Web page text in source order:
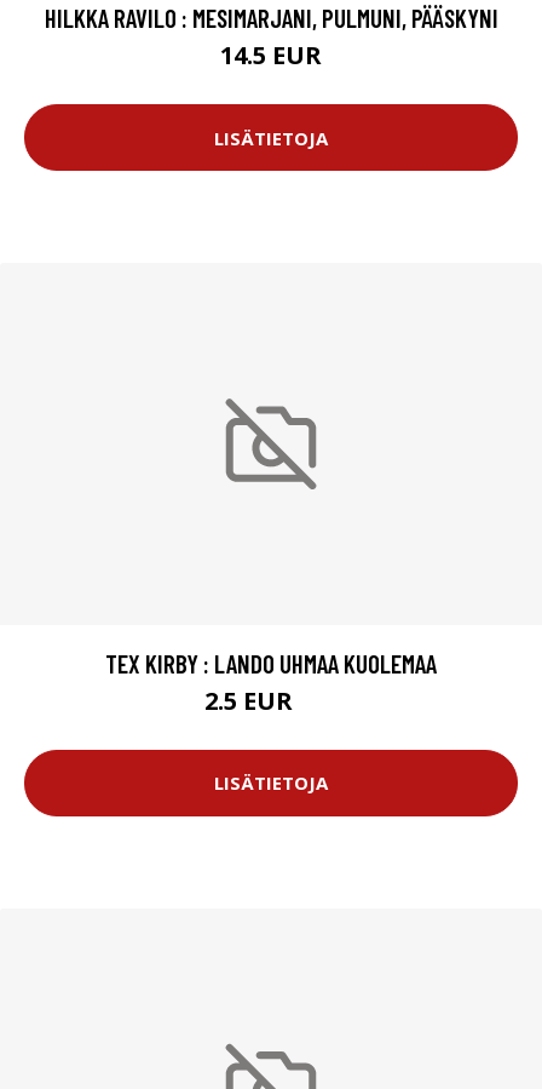
HILKKA RAVILO : MESIMARJANI, PULMUNI, PÄÄSKYNI
14.5 EUR
LISÄTIETOJA
TEX KIRBY : LANDO UHMAA KUOLEMAA
2.5 EUR
LISÄTIETOJA